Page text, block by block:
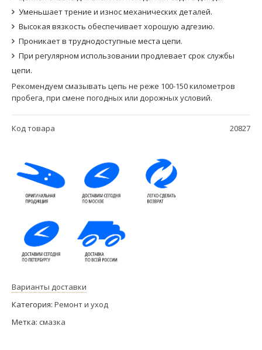
Уменьшает трение и износ механических деталей.
Высокая вязкость обеспечивает хорошую адгезию.
Проникает в труднодоступные места цепи.
При регулярном использовании продлевает срок службы
цепи.
Рекомендуем смазывать цепь не реже 100-150 километров
пробега, при смене погодных или дорожных условий.
Код товара 20827
Варианты доставки
Категория: Ремонт и уход
Метка: смазка